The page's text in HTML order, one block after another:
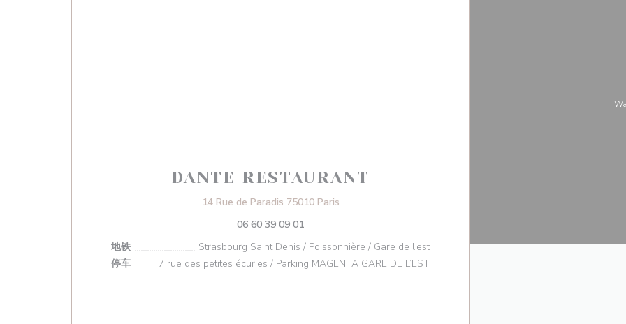
DANTE RESTAURANT
14 Rue de Paradis 75010 Paris((在新窗口中打开))
06 60 39 09 01
地铁
Strasbourg Saint Denis / Poissonnière / Gare de l’est
停车
7 rue des petites écuries / Parking MAGENTA GARE DE L’EST